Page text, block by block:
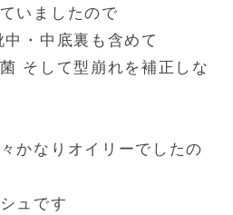
いましたので
・中底裏も含めて
そして型崩れを補正しな
かなりオイリーでしたの
ュです